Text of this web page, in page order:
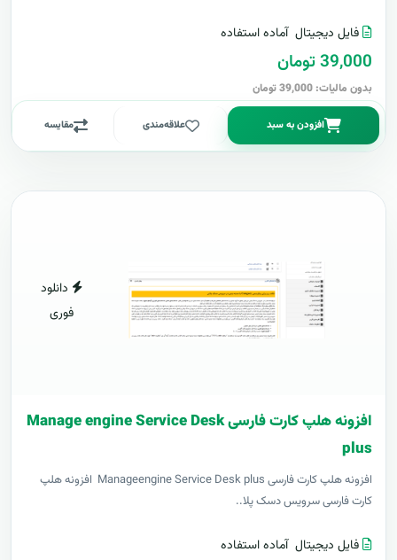
فایل دیجیتال آماده استفاده
39,000 تومان
بدون مالیات: 39,000 تومان
افزودن به سبد علاقه‌مندی مقایسه
دانلود
فوری
افزونه هلپ کارت فارسی Manage engine Service Desk
plus
افزونه هلپ کارت فارسی Manageengine Service Desk plus افزونه هلپ
کارت فارسی سرویس دسک پلا..
فایل دیجیتال آماده استفاده